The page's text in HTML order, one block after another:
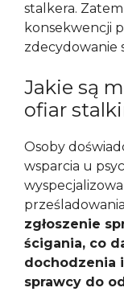
stalkera.
konsekwencji
zdecydowanie
Jakie są
ofiar
Osoby
wsparcia u
zgłoszenie
ścigania, co
dochodzenia
sprawcy do